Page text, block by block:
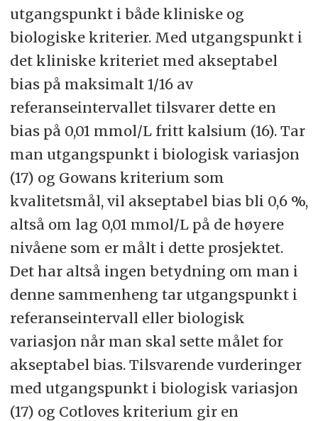
utgangspunkt i både kliniske og
biologiske kriterier. Med utgangspunkt i
det kliniske kriteriet med akseptabel
bias på maksimalt 1/16 av
referanseintervallet tilsvarer dette en
bias på 0,01 mmol/L fritt kalsium (16). Tar
man utgangspunkt i biologisk variasjon
(17) og Gowans kriterium som
kvalitetsmål, vil akseptabel bias bli 0,6 %,
altså om lag 0,01 mmol/L på de høyere
nivåene som er målt i dette prosjektet.
Det har altså ingen betydning om man i
denne sammenheng tar utgangspunkt i
referanseintervall eller biologisk
variasjon når man skal sette målet for
akseptabel bias. Tilsvarende vurderinger
med utgangspunkt i biologisk variasjon
(17) og Cotloves kriterium gir en